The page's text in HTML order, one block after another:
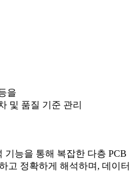
을
및 품질 기준 관리
능을 통해 복잡한 다층 PCB
고 정확하게 해석하며, 데이터